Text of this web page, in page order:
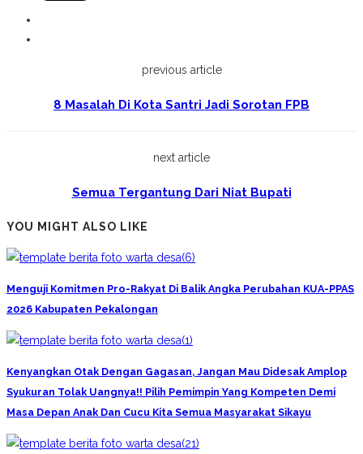
previous article
8 Masalah Di Kota Santri Jadi Sorotan FPB
next article
Semua Tergantung Dari Niat Bupati
YOU MIGHT ALSO LIKE
Menguji Komitmen Pro-Rakyat Di Balik Angka Perubahan KUA-PPAS
2026 Kabupaten Pekalongan
Kenyangkan Otak Dengan Gagasan, Jangan Mau Didesak Amplop
Syukuran Tolak Uangnya!! Pilih Pemimpin Yang Kompeten Demi
Masa Depan Anak Dan Cucu Kita Semua Masyarakat Sikayu